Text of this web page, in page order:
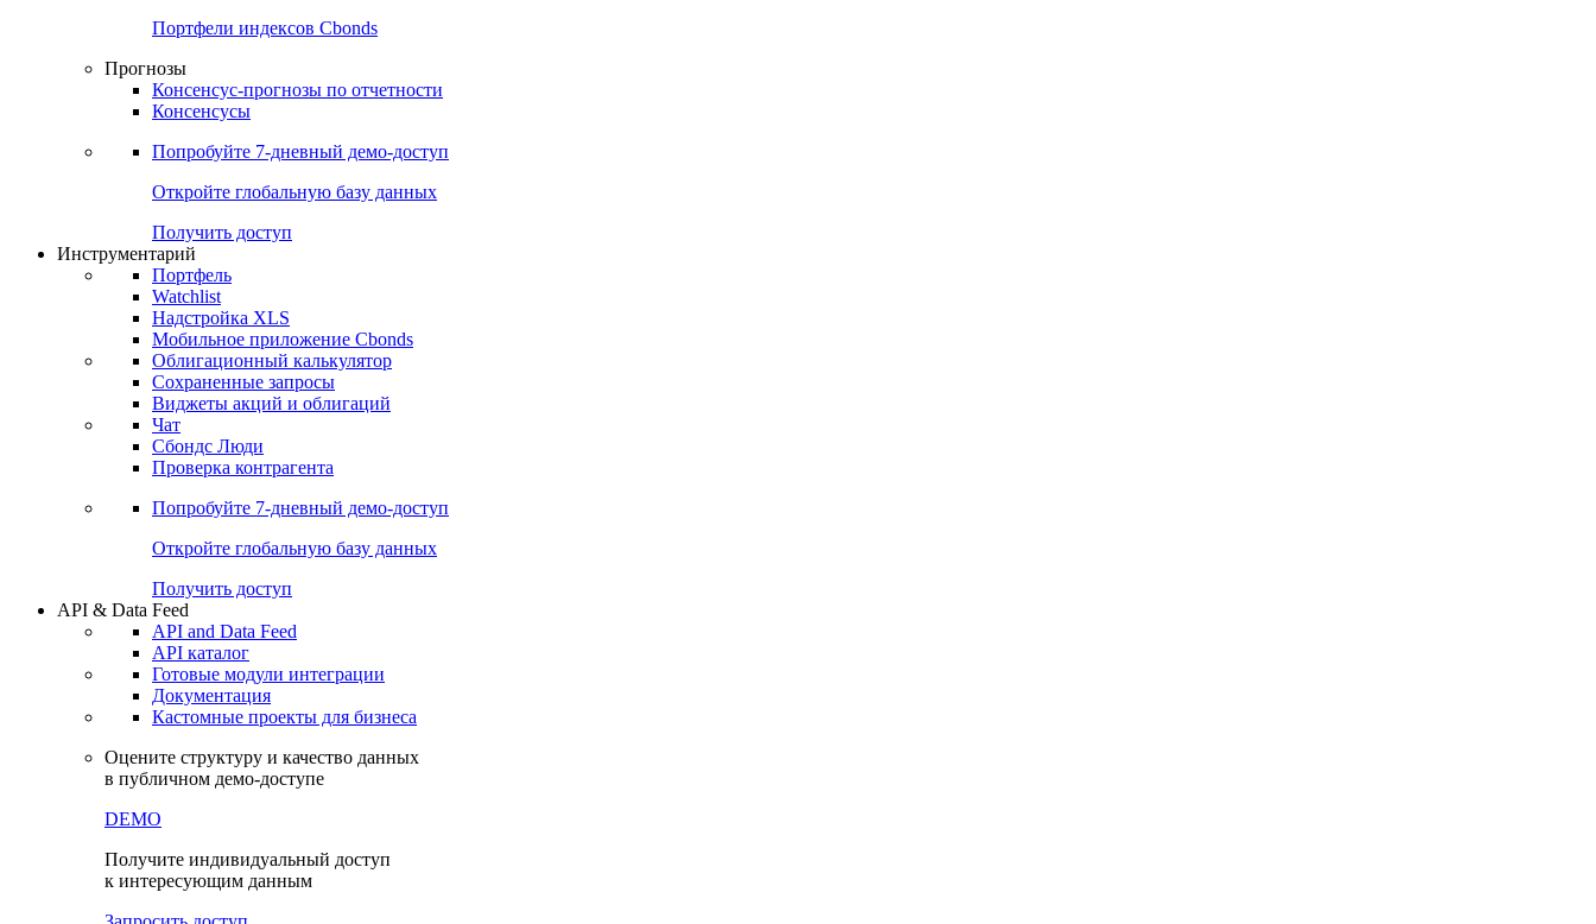
Портфели индексов Cbonds
Прогнозы
Консенсус-прогнозы по отчетности
Консенсусы
Попробуйте 7-дневный демо-доступ
Откройте глобальную базу данных
Получить доступ
Инструментарий
Портфель
Watchlist
Надстройка XLS
Мобильное приложение Cbonds
Облигационный калькулятор
Сохраненные запросы
Виджеты акций и облигаций
Чат
Сбондс Люди
Проверка контрагента
Попробуйте 7-дневный демо-доступ
Откройте глобальную базу данных
Получить доступ
API & Data Feed
API and Data Feed
API каталог
Готовые модули интеграции
Документация
Кастомные проекты для бизнеса
Оцените структуру и качество данных
в публичном демо-доступе
DEMO
Получите индивидуальный доступ
к интересующим данным